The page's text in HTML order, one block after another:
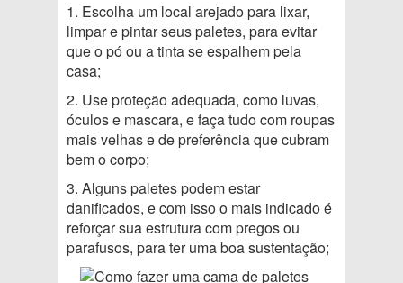
1. Escolha um local arejado para lixar,
limpar e pintar seus paletes, para evitar
que o pó ou a tinta se espalhem pela
casa;
2. Use proteção adequada, como luvas,
óculos e mascara, e faça tudo com roupas
mais velhas e de preferência que cubram
bem o corpo;
3. Alguns paletes podem estar
danificados, e com isso o mais indicado é
reforçar sua estrutura com pregos ou
parafusos, para ter uma boa sustentação;